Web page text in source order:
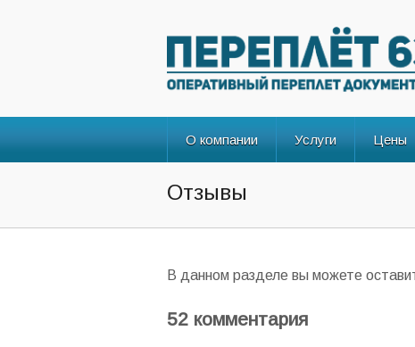
О компании Услуги Цены
Отзывы
В данном разделе вы можете
52 комментария